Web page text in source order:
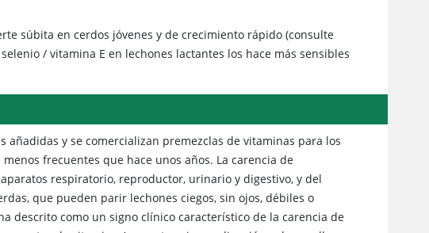
súbita en cerdos jóvenes y de crecimiento rápido (consulte
/ vitamina E en lechones lactantes los hace más sensibles
y se comercializan premezclas de vitaminas para los
frecuentes que hace unos años. La carencia de
respiratorio, reproductor, urinario y digestivo, y del
que pueden parir lechones ciegos, sin ojos, débiles o
descrito como un signo clínico característico de la carencia de